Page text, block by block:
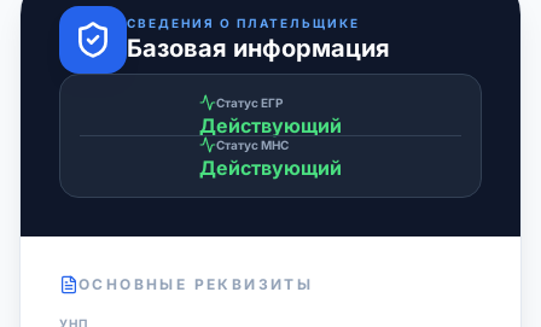
СВЕДЕНИЯ О ПЛАТЕЛЬЩИКЕ
Базовая информация
Статус ЕГР
Действующий
Статус МНС
Действующий
ОСНОВНЫЕ РЕКВИЗИТЫ
УНП